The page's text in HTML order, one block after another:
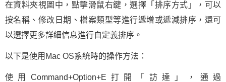
在資料夾視圖中，點擊滑鼠右鍵，選擇「排序方式」，可以
按名稱、修改日期、檔案類型等進行遞增或遞減排序，還可
以選擇更多詳細信息進行自定義排序。
以下是使用Mac OS系統時的操作方法：
使用Command+Option+E打開「訪達」，通過